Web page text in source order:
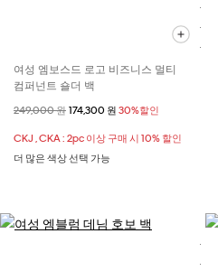
여성 엠보스드 로고 비즈니스 멀티
컴퍼넌트 숄더 백
할인 전 가격
249,000 원 할인된 가격
174,300 원 30%할인
CKJ , CKA : 2pc 이상 구매 시 10% 할인
더 많은 색상 선택 가능